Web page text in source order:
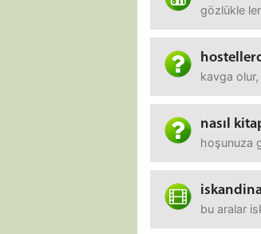
gözlükle
kavga
nasıl
hoşunuza
bu aralar